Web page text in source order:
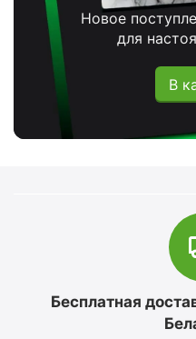
Новое
для
В
Бесплатная